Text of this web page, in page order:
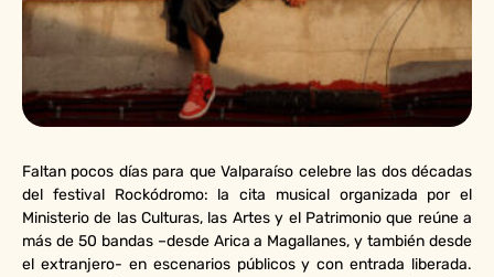
Faltan pocos días para que Valparaíso celebre las dos décadas
del festival Rockódromo: la cita musical organizada por el
Ministerio de las Culturas, las Artes y el Patrimonio que reúne a
más de 50 bandas –desde Arica a Magallanes, y también desde
el extranjero- en escenarios públicos y con entrada liberada.